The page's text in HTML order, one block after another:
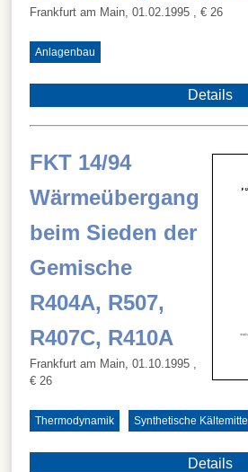
Frankfurt am Main, 01.02.1995 , € 26
Anlagenbau
Details
FKT 14/94
Wärmeübergang
beim Sieden der
Gemische
R404A, R507,
R407C, R410A
Frankfurt am Main, 01.10.1995
€ 26
Thermodynamik Synthetische Kältemittel
Details